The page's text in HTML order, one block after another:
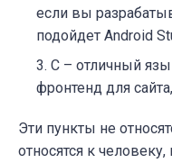
если вы
подойдет Android
С – отличный
фронтенд для
Эти пункты не
относятся к